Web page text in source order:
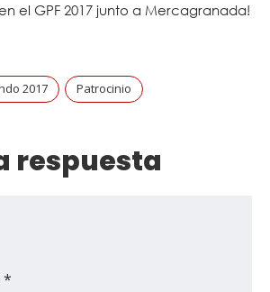
el GPF 2017 junto a Mercagranada!
2017 Patrocinio
respuesta
*